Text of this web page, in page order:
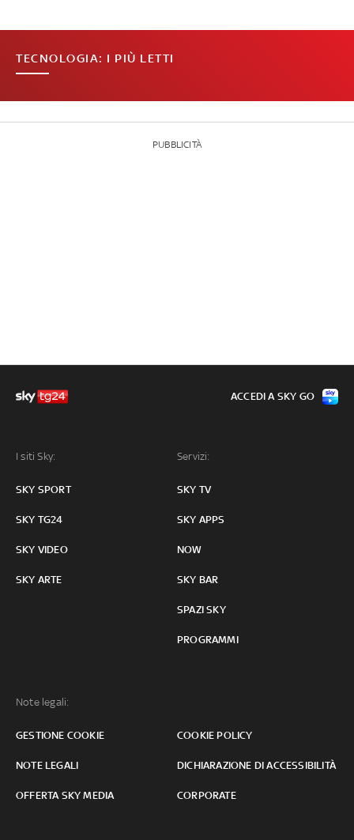
TECNOLOGIA: I PIÙ LETTI
PUBBLICITÀ
I siti Sky:
SKY SPORT
SKY TG24
SKY VIDEO
SKY ARTE
Servizi:
SKY TV
SKY APPS
NOW
SKY BAR
SPAZI SKY
PROGRAMMI
Note legali:
GESTIONE COOKIE COOKIE POLICY
NOTE LEGALI DICHIARAZIONE DI ACCESSIBILITÀ
OFFERTA SKY MEDIA CORPORATE
ACCEDI A SKY GO